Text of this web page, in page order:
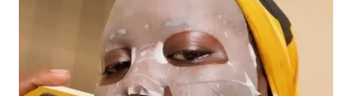
WN
KALTIM